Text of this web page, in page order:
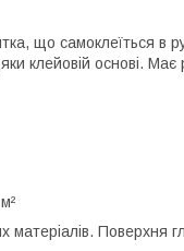
що самоклеїться в
клейовій основі. Має
матеріалів. Поверхня